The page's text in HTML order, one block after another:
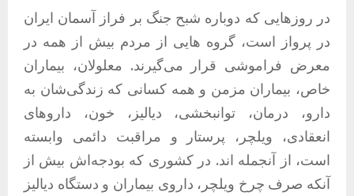
در روزهایی که دوباره شبح جنگ بر فراز آسمان ایران
در پرواز است، گروه ‌هایی از مردم بیش از همه در
معرض فراموشی قرار می‌گیرند. معلولان، بیماران
خاص، بیماران مزمن و همه کسانی که زندگی‌شان به
دارو، درمان، توانبخشی، دیالیز، خون، داروهای
انعقادی، ویلچر، پرستار و مراقبت دائمی وابسته
است، از آنجمله اند. در کشوری که بودجه‌اش بیش از
آنکه صرف چرخ ویلچر، داروی بیماران و دستگاه دیالیز